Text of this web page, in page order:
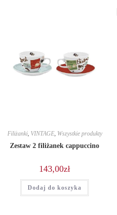
Filiżanki, VINTAGE, Wszystkie produkty
Zestaw 2 filiżanek cappuccino
143,00zł
Dodaj do koszyka